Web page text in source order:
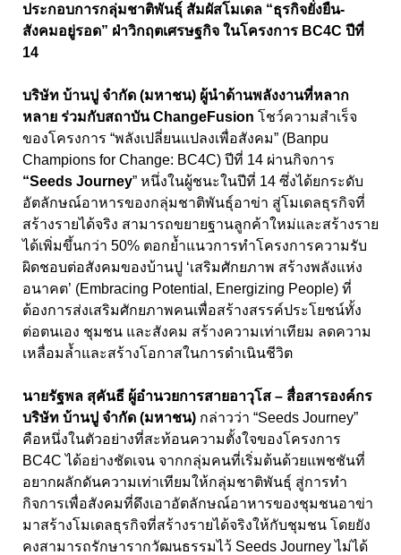
ประกอบการกลุ่มชาติพันธุ์ สัมผัสโมเดล “ธุรกิจยั่งยืน-
สังคมอยู่รอด” ฝ่าวิกฤตเศรษฐกิจ ในโครงการ BC4C ปีที่
14
บริษัท บ้านปู จำกัด (มหาชน) ผู้นำด้านพลังงานที่หลาก
หลาย ร่วมกับสถาบันChangeFusion โชว์ความสำเร็จ
ของโครงการ “พลังเปลี่ยนแปลงเพื่อสังคม” (Banpu
Champions for Change: BC4C) ปีที่ 14 ผ่านกิจการ
“Seeds Journey” หนึ่งในผู้ชนะในปีที่ 14 ซึ่งได้ยกระดับ
อัตลักษณ์อาหารของกลุ่มชาติพันธุ์อาข่า สู่โมเดลธุรกิจที่
สร้างรายได้จริง สามารถขยายฐานลูกค้าใหม่และสร้างราย
ได้เพิ่มขึ้นกว่า 50% ตอกย้ำแนวการทำโครงการความรับ
ผิดชอบต่อสังคมของบ้านปู ‘เสริมศักยภาพ สร้างพลังแห่ง
อนาคต’ (Embracing Potential, Energizing People) ที่
ต้องการส่งเสริมศักยภาพคนเพื่อสร้างสรรค์ประโยชน์ทั้ง
ต่อตนเอง ชุมชน และสังคม สร้างความเท่าเทียม ลดความ
เหลื่อมล้ำและสร้างโอกาสในการดำเนินชีวิต
นายรัฐพล สุคันธี ผู้อำนวยการสายอาวุโส – สื่อสารองค์กร
บริษัท บ้านปู จำกัด (มหาชน) กล่าวว่า “Seeds Journey”
คือหนึ่งในตัวอย่างที่สะท้อนความตั้งใจของโครงการ
BC4Cได้อย่างชัดเจน จากกลุ่มคนที่เริ่มต้นด้วยแพชชันที่
อยากผลักดันความเท่าเทียมให้กลุ่มชาติพันธุ์ สู่การทำ
กิจการเพื่อสังคมที่ดึงเอาอัตลักษณ์อาหารของชุมชนอาข่า
มาสร้างโมเดลธุรกิจที่สร้างรายได้จริงให้กับชุมชน โดยยัง
คงสามารถรักษารากวัฒนธรรมไว้ Seeds Journeyไม่ได้